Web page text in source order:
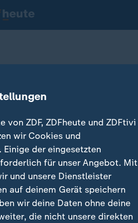
neu auf
von ZDF, ZDFheute und ZDFtivi
wir Cookies und
der eingesetzten
für unser Angebot. Mit
und unsere Dienstleister
auf deinem Gerät speichern
wir deine Daten ohne deine
die nicht unsere direkten